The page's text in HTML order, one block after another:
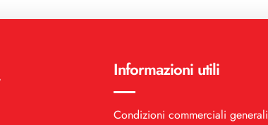
Informazioni utili
Condizioni commerciali generali